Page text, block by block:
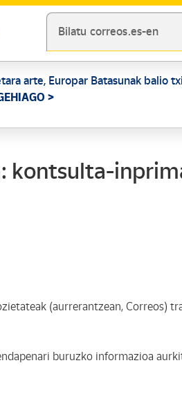
Bilatu correos.es-en
arte, Europar Batasunak
>
kontsulta-
(aurrerantzean,
buruzko informazioa